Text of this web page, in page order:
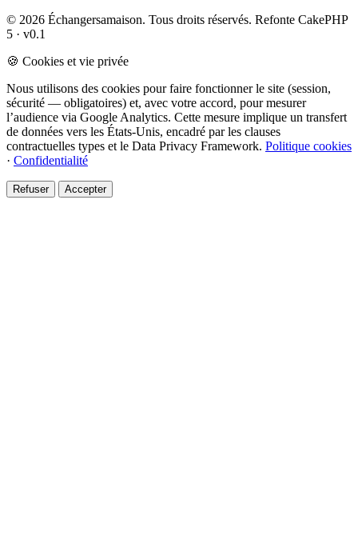
© 2026 Échangersamaison. Tous droits réservés. Refonte CakePHP
5 · v0.1
🍪 Cookies et vie privée
Nous utilisons des cookies pour faire fonctionner le site (session,
sécurité — obligatoires) et, avec votre accord, pour mesurer
l’audience via Google Analytics. Cette mesure implique un transfert
de données vers les États-Unis, encadré par les clauses
contractuelles types et le Data Privacy Framework. Politique cookies
· Confidentialité
Refuser Accepter